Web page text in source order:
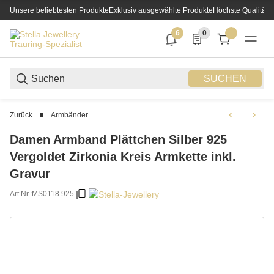
Unsere beliebtesten ProdukteExklusiv ausgewählte ProdukteHöchste Qualität
SUCHEN
6
6 neue Notifizierungen
0
0 Produkte in der
Zurück Armbänder
Damen Armband Plättchen Silber 925
Vergoldet Zirkonia Kreis Armkette inkl.
Gravur
Art.Nr.:MS0118.925